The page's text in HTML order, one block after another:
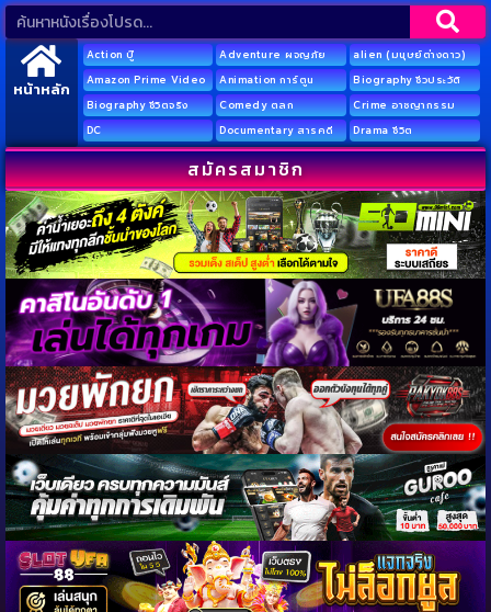
หน้าหลัก
Action บู๊ Adventure ผจญภัย
alien (มนุษย์ต่างดาว)
Amazon Prime Video
Animation การ์ตูน
Biography ชีวประวัติ
Biography ชีวิตจริง
Comedy ตลก
Crime อาชญากรรม
DC
Documentary สารคดี Drama ชีวิต
สมัครสมาชิก